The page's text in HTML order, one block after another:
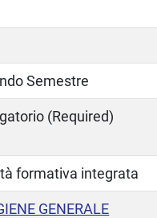
Semestre
(Required)
formativa integrata
GENERALE